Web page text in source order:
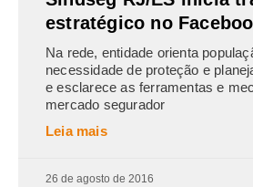
estratégico no
Na rede, entidade orienta
necessidade de proteção e
e esclarece as ferramentas e
mercado segurador
Leia mais
26 de agosto de 2016